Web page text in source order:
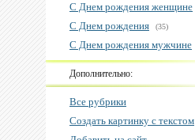
С Днем рождения женщине
С Днем рождения (35)
С Днем рождения мужчине
Дополнительно:
Все рубрики
Создать картинку с текстом